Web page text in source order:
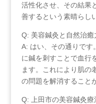
活性化させ、その結果
善するという素晴らし
Q: 美容鍼灸と自然治
A: はい、その通りです
に鍼を刺すことで血行
ます。これにより肌の
の問題を解消すること
Q: 上田市の美容鍼灸